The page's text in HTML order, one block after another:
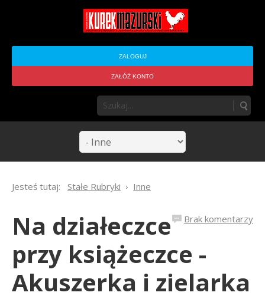
ZALOGUJ
ZAŁÓŻ KONTO
Jesteś tutaj: Stałe Rubryki Inne
Brak komentarzy
Na działeczce
przy książeczce -
Akuszerka i zielarka